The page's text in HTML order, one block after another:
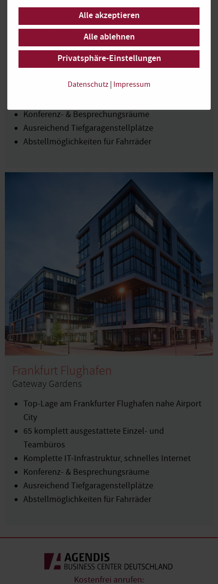
Frankfurt City West II
Theodor-Heuss-Allee
Repräsentative, zentrale City-Lage im
Bankenviertel
Großraumbüros
Konferenz- & Besprechungsräume
Ausreichend Tiefgaragenstellplätze
Abstellmöglichkeiten für Fahrräder
Frankfurt Flughafen
Gateway Gardens
Top-Lage am Frankfurter Flughafen nahe Airport
City
65 komplett ausgestattete Einzel- und
Teambüros
Komplette IT-Infrastruktur, schnelles Internet
Konferenz- & Besprechungsräume
Ausreichend Tiefgaragenstellplätze
Abstellmöglichkeiten für Fahrräder
Kostenfrei anrufen:
Alle akzeptieren
Alle ablehnen
Privatsphäre-Einstellungen
Datenschutz | Impressum